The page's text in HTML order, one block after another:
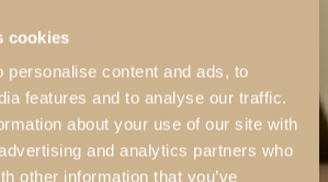
cookies
personalise content and ads, to
features and to analyse our traffic.
about your use of our site with
and analytics partners who
other information that you’ve